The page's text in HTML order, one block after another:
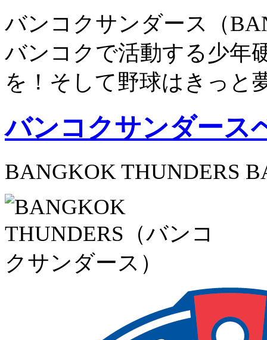
バンコクサンダース（
バンコクで活動する少年
を！そして野球はきっと
バンコクサンダース
BANGKOK THUNDERS